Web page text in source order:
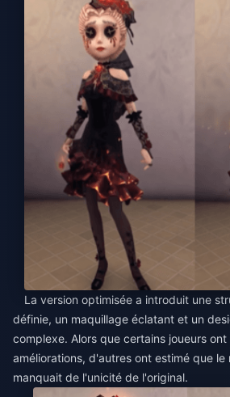
La version optimisée a introduit une
définie, un maquillage éclatant et un
complexe. Alors que certains joueurs
améliorations, d'autres ont estimé que le
manquait de l'unicité de l'original.